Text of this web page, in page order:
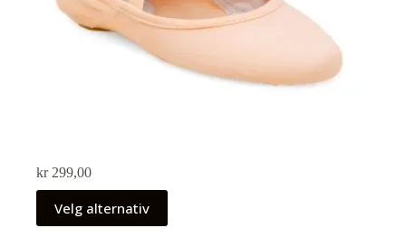
kr299,00
Velg alternativ